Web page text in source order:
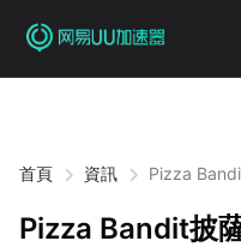
首頁 資訊 Pizza
Pizza Bandit披